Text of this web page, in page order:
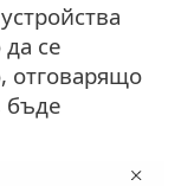
се
отговарящо
бъде